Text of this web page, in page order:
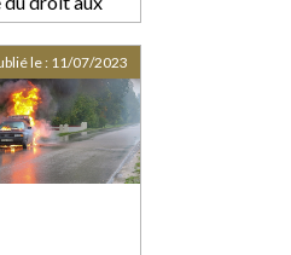
le : 11/07/2023